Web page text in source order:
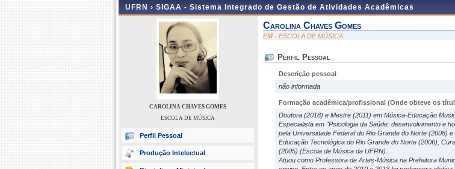
UFRN › SIGAA - Sistema Integrado de Gestão de Atividades Acadêmicas
CAROLINA CHAVES GOMES
ESCOLA DE MÚSICA
Perfil Pessoal
Produção Intelectual
Carolina Chaves Gomes
EM - ESCOLA DE MÚSICA
Perfil Pessoal
Descrição pessoal
não informada
Formação acadêmica/profissional (Onde obteve os
Doutora (2018) e Mestre (2011) em Música-Educação
Especialista em "Psicologia da Saúde: desenvolvimento e
pela Universidade Federal do Rio Grande do Norte (2008)
Educação Tecnológica do Rio Grande do Norte (2006),
(2005) (Escola de Música da UFRN).
Atuou como Professora de Artes-Música na Prefeitura